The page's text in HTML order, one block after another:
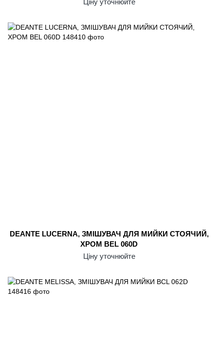
Ціну уточнюйте
DEANTE LUCERNA, ЗМІШУВАЧ ДЛЯ МИЙКИ СТОЯЧИЙ,
ХРОМ BEL 060D
Ціну уточнюйте